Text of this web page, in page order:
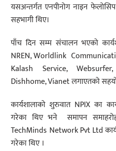
यसअन्तर्गत एनपीनोग नाइन
सहभागी थिए।
पाँच दिन सम्म संचालन भएको
NREN, Worldlink
Kalash Service,
Dishhome, Vianet लगाएतको
कार्यशालाको शुरुवात NPIX का
गरेका थिए भने समापन
TechMinds Network Pvt Ltd
गरेका थिए ।